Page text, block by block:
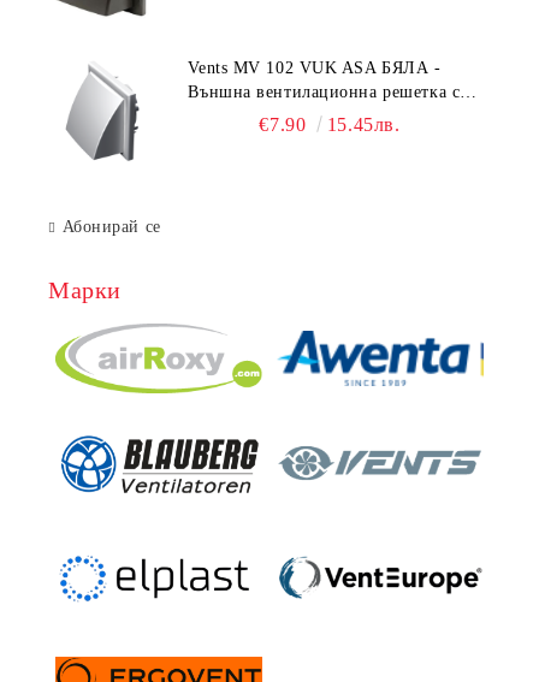
Vents MV 102 VUK ASA БЯЛА -
Външна вентилационна решетка с
гравитачна клапа Ø 100, Ø 125,
€7.90 15.45лв.
Абонирай се
Марки